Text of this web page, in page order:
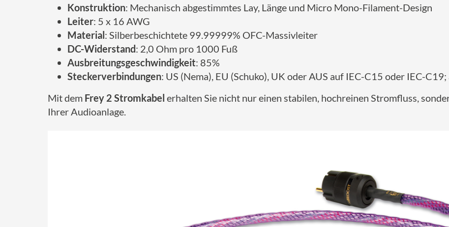
Konstruktion: Mechanisch abgestimmtes Lay, Länge und Micro Mono-Filament-Design
Leiter: 5 x 16 AWG
Material: Silberbeschichtete 99.99999% OFC-Massivleiter
DC-Widerstand: 2,0 Ohm pro 1000 Fuß
Ausbreitungsgeschwindigkeit: 85%
Steckerverbindungen: US (Nema), EU (Schuko), UK oder AUS auf IEC-C15 oder IEC-
Mit dem Frey 2 Stromkabel erhalten Sie nicht nur einen stabilen, hochreinen Stromfluss,
Ihrer Audioanlage.